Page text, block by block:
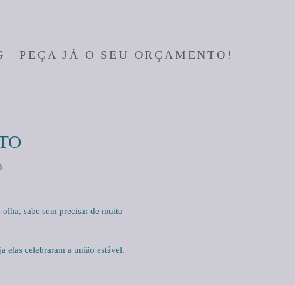
PEÇA JÁ O SEU ORÇAMENTO!
sabe sem precisar de muito
elas celebraram a união estável.